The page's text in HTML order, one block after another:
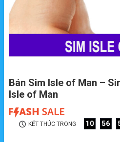
Bán Sim Isle of Man –
Isle of Man
KẾT THÚC TRONG 10 56